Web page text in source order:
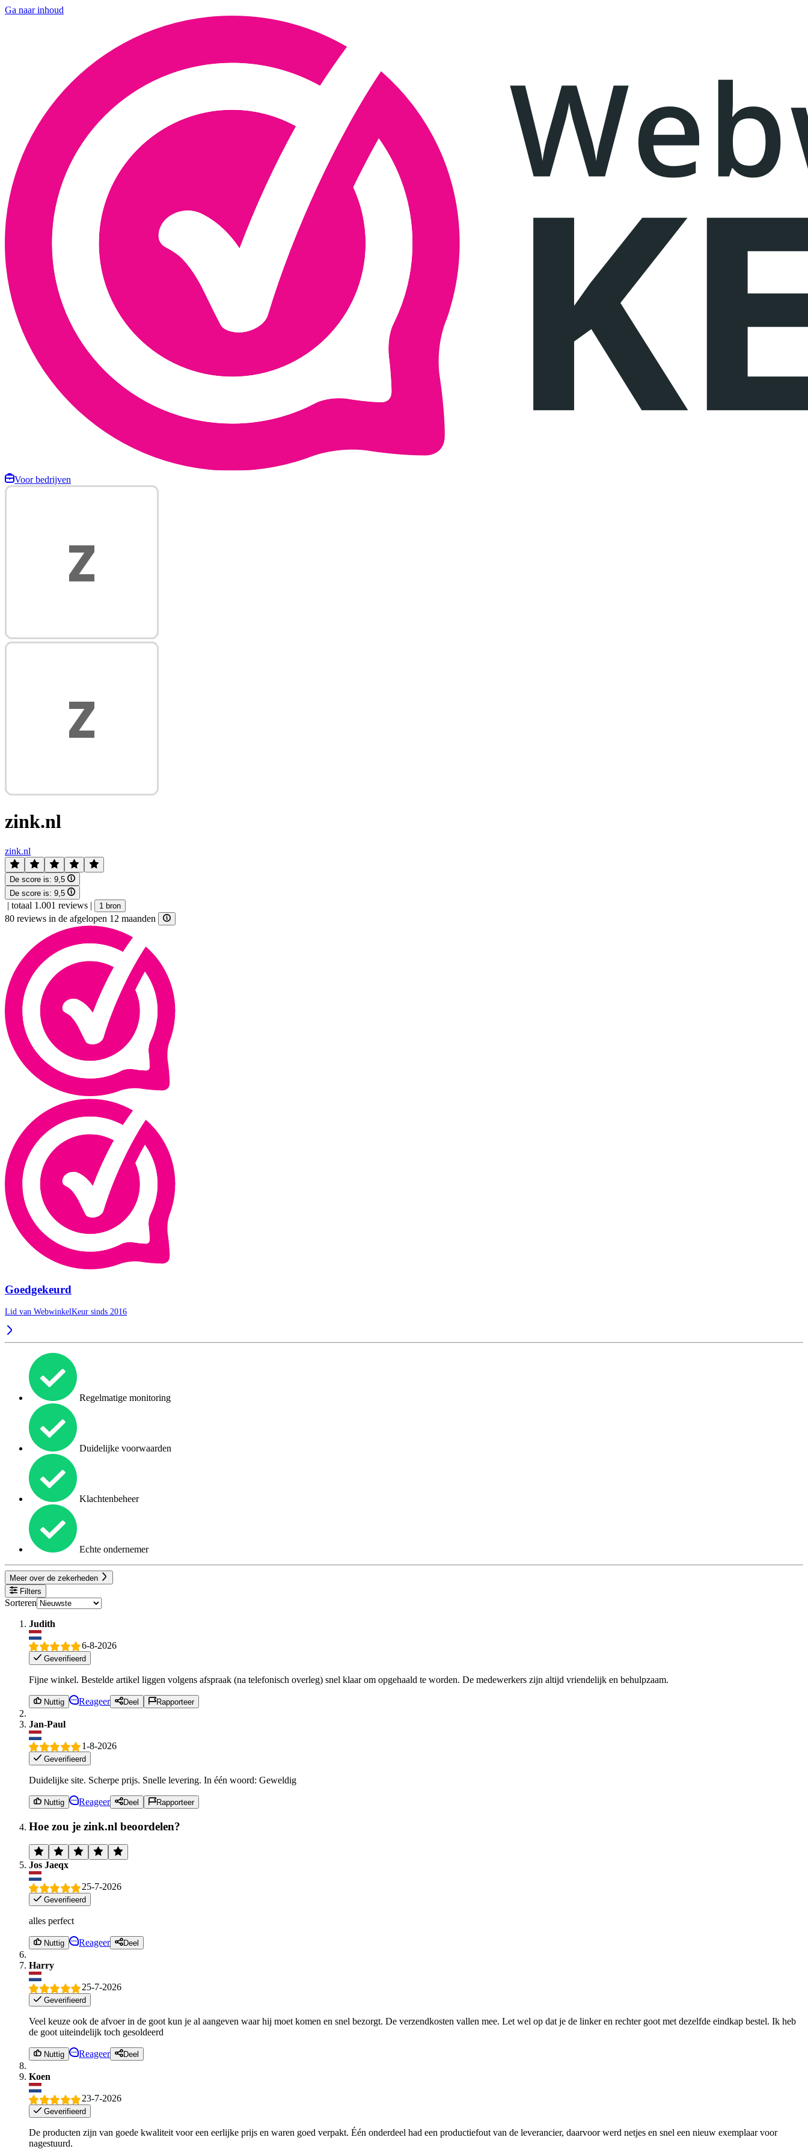
Ga naar inhoud
Voor bedrijven
zink.nl
zink.nl
De score is: 9,5
De score is: 9,5
| totaal 1.001 reviews | 1 bron
80 reviews in de afgelopen 12 maanden
Goedgekeurd
Lid van WebwinkelKeur sinds 2016
Regelmatige monitoring
Duidelijke voorwaarden
Klachtenbeheer
Echte ondernemer
Meer over de zekerheden
Filters
Sorteren
Judith
6-8-2026
Geverifieerd
Fijne winkel. Bestelde artikel liggen volgens afspraak (na telefonisch overleg) snel klaar om opgehaald te worden. De medewerkers zijn altijd vriendelijk en behulpzaam.
Nuttig Reageer Deel Rapporteer
Jan-Paul
1-8-2026
Geverifieerd
Duidelijke site. Scherpe prijs. Snelle levering. In één woord: Geweldig
Nuttig Reageer Deel Rapporteer
Hoe zou je zink.nl beoordelen?
Jos Jaeqx
25-7-2026
Geverifieerd
alles perfect
Nuttig Reageer Deel
Harry
25-7-2026
Geverifieerd
Veel keuze ook de afvoer in de goot kun je al aangeven waar hij moet komen en snel bezorgt. De verzendkosten vallen mee. Let wel op dat je de linker en rechter goot met dezelfde eindkap bestel. Ik heb
de goot uiteindelijk toch gesoldeerd
Nuttig Reageer Deel
Koen
23-7-2026
Geverifieerd
De producten zijn van goede kwaliteit voor een eerlijke prijs en waren goed verpakt. Één onderdeel had een productiefout van de leverancier, daarvoor werd netjes en snel een nieuw exemplaar voor
nagestuurd.